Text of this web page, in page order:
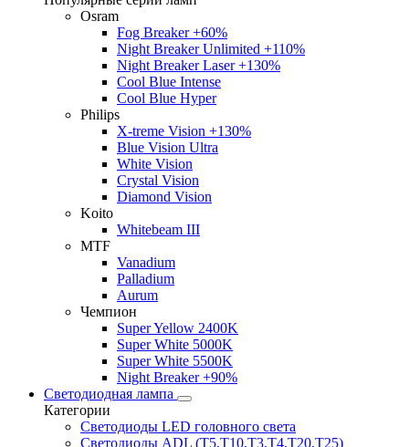
Osram
Fog Breaker +60%
Night Breaker Unlimited +110%
Night Breaker Laser +130%
Cool Blue Intense
Cool Blue Hyper
Philips
X-treme Vision +130%
Blue Vision Ultra
White Vision
Crystal Vision
Diamond Vision
Koito
Whitebeam III
MTF
Vanadium
Palladium
Aurum
Чемпион
Super Yellow 2400K
Super White 5000K
Super White 5500K
Night Breaker +90%
Светодиодная лампа
Категории
Светодиоды LED головного света
Светодиоды ADL (T5,T10,T3,T4,T20,T25)